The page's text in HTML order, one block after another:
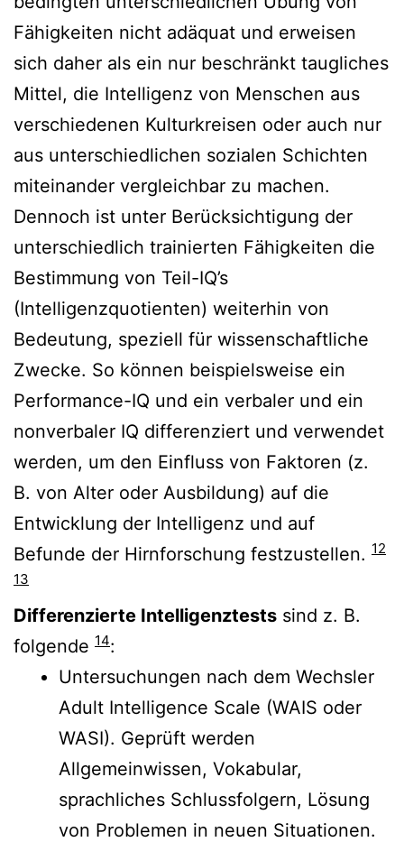
Fähigkeiten nicht adäquat und erweisen
sich daher als ein nur beschränkt taugliches
Mittel, die Intelligenz von Menschen aus
verschiedenen Kulturkreisen oder auch nur
aus unterschiedlichen sozialen Schichten
miteinander vergleichbar zu machen.
Dennoch ist unter Berücksichtigung der
unterschiedlich trainierten Fähigkeiten die
Bestimmung von Teil-IQ’s
(Intelligenzquotienten) weiterhin von
Bedeutung, speziell für wissenschaftliche
Zwecke. So können beispielsweise ein
Performance-IQ und ein verbaler und ein
nonverbaler IQ differenziert und verwendet
werden, um den Einfluss von Faktoren (z.
B. von Alter oder Ausbildung) auf die
Entwicklung der Intelligenz und auf
Befunde der Hirnforschung festzustellen. 12
13
Differenzierte Intelligenztests sind z. B.
folgende 14:
Untersuchungen nach dem Wechsler
Adult Intelligence Scale (WAIS oder
WASI). Geprüft werden
Allgemeinwissen, Vokabular,
sprachliches Schlussfolgern, Lösung
von Problemen in neuen Situationen.